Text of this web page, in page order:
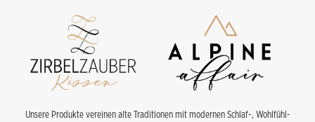
Unsere Produkte vereinen alte Traditionen mit modernen Schlaf-, Wohlfühl-